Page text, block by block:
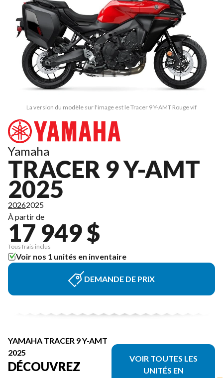
La version du modèle sur l'image est le Tracer 9 Y-AMT Rouge vif
Yamaha
TRACER 9 Y-AMT
2025
20262025
À partir de
17 949 $
Tous frais inclus
Voir nos 1 unités en inventaire
DEMANDE DE PRIX
YAMAHA TRACER 9 Y-AMT
2025
DÉCOUVREZ
VOIR TOUTES LES
UNITÉS EN